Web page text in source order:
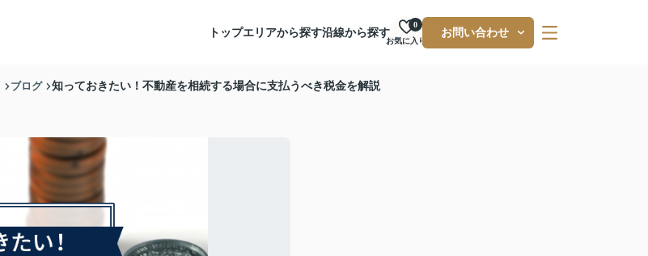
トップエリアから探す沿線から探す
お気に入り
0
お問い合わせ
ブログ 知っておきたい！不動産を相続する場合に支払うべき税金を解説